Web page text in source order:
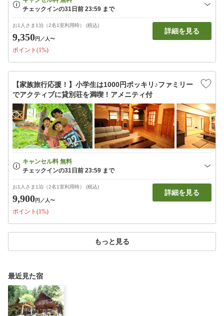
お1人さま1泊（2名1室利用時） (税込)
9,350円 ／人〜
ポイント(1%)
詳細を見る
【家族旅行応援！】小学生は1000円ポッキリ♪ファミリー
でアクティブに貸別荘を満喫！アメニティ付
お1人さま1泊（2名1室利用時） (税込)
9,900円 ／人〜
ポイント(1%)
詳細を見る
もっと見る
最近見た宿